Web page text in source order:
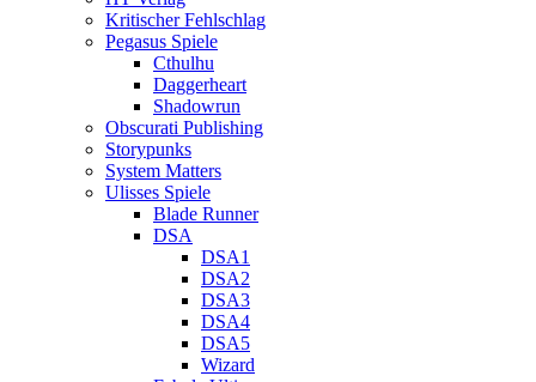
Kritischer Fehlschlag
Pegasus Spiele
Cthulhu
Daggerheart
Shadowrun
Obscurati Publishing
Storypunks
System Matters
Ulisses Spiele
Blade Runner
DSA
DSA1
DSA2
DSA3
DSA4
DSA5
Wizard